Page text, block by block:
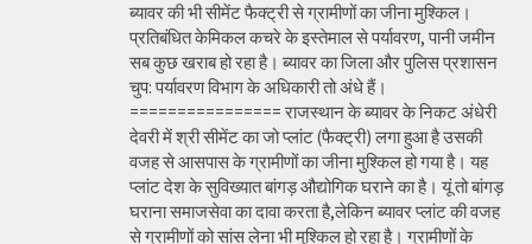
ब्यावर की भी सीमेंट फैक्ट्री से ग्रामीणों का जीना मुश्किल।
प्रतिबंधित केमिकल कचरे के इस्तेमाल से पर्यावरण, पानी जमीन
सब कुछ खराब हो रहा है। ब्यावर का जिला और पुलिस प्रशासन
चुप: पर्यावरण विभाग के अधिकारी तो अंधे हैं।
================ राजस्थान के ब्यावर के निकट अंधेरी
देवरी में श्री सीमेंट का जो प्लांट (फैक्ट्री) लगा हुआ है उसकी
वजह से आसपास के ग्रामीणों का जीना मुश्किल हो गया है। यह
प्लांट देश के सुविख्यात बांगड़ औद्योगिक घराने का है। यूं तो बांगड़
घराना समाजसेवा का दावा करता है,लेकिन ब्यावर प्लांट की वजह
से ग्रामीणों को सांस लेना भी मुश्किल हो रहा है। ग्रामीणों के